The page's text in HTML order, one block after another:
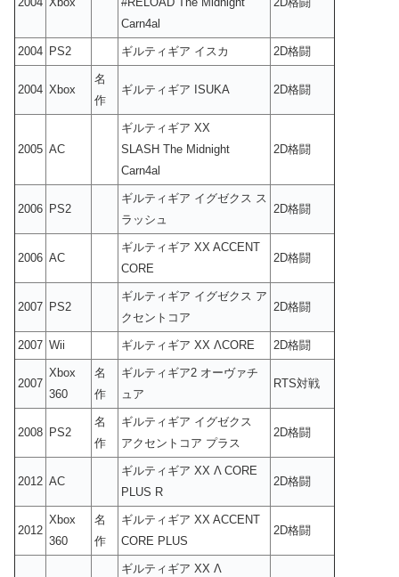
Carn4al
2004 PS2 ギルティギア イスカ 2D格闘
2004 Xbox
名
作
ギルティギア ISUKA 2D格闘
2005 AC
ギルティギア XX
SLASH The Midnight
Carn4al
2D格闘
2006 PS2
ギルティギア イグゼクス ス
ラッシュ
2D格闘
2006 AC
ギルティギア XX ACCENT
CORE
2D格闘
2007 PS2
ギルティギア イグゼクス ア
クセントコア
2D格闘
2007 Wii ギルティギア XX ΛCORE 2D格闘
2007
Xbox
360
名
作
ギルティギア2 オーヴァチ
ュア
RTS対戦
2008 PS2
名
作
ギルティギア イグゼクス
アクセントコア プラス
2D格闘
2012 AC
ギルティギア XX Λ CORE
PLUS R
2D格闘
2012
Xbox
360
名
作
ギルティギア XX ACCENT
CORE PLUS
2D格闘
ギルティギア XX Λ